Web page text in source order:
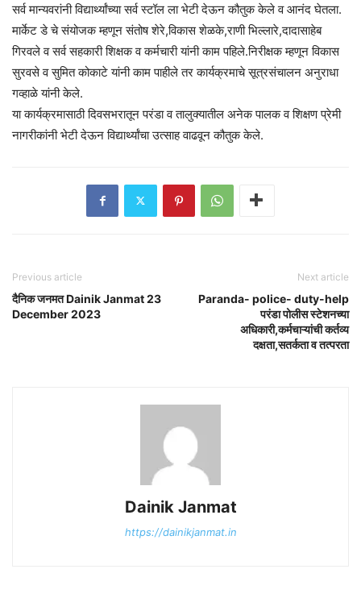
सर्व मान्यवरांनी विद्यार्थ्यांच्या सर्व स्टॉल ला भेटी देऊन कौतुक केले व आनंद घेतला.
मार्केट डे चे संयोजक म्हणून संतोष शेरे,विकास शेळके,राणी भिल्लारे,दादासाहेब
गिरवले व सर्व सहकारी शिक्षक व कर्मचारी यांनी काम पहिले.निरीक्षक म्हणून विकास
सुरवसे व सुमित कोकाटे यांनी काम पाहीले तर कार्यक्रमाचे सूत्रसंचालन अनुराधा
गव्हाळे यांनी केले.
या कार्यक्रमासाठी दिवसभरातून परंडा व तालुक्यातील अनेक पालक व शिक्षण प्रेमी
नागरीकांनी भेटी देऊन विद्यार्थ्यांचा उत्साह वाढवून कौतुक केले.
Previous article
दैनिक जनमत Dainik Janmat 23
December 2023
Next article
Paranda- police- duty-help
परंडा पोलीस स्टेशनच्या
अधिकारी,कर्मचाऱ्यांची कर्तव्य
दक्षता,सतर्कता व तत्परता
Dainik Janmat
https://dainikjanmat.in